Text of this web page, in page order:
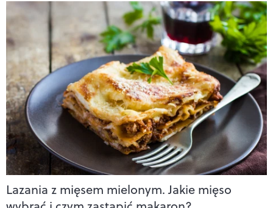
Lazania z mięsem mielonym. Jakie mięso